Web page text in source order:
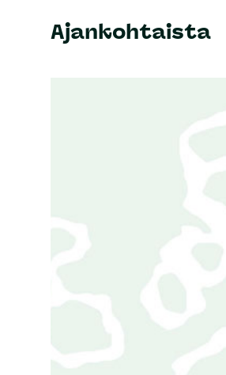
Ajankohtaista